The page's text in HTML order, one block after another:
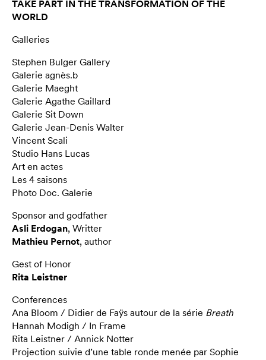
TAKE PART IN THE TRANSFORMATION OF THE
WORLD
Galleries
Stephen Bulger Gallery
Galerie agnès.b
Galerie Maeght
Galerie Agathe Gaillard
Galerie Sit Down
Galerie Jean-Denis Walter
Vincent Scali
Studio Hans Lucas
Art en actes
Les 4 saisons
Photo Doc. Galerie
Sponsor and godfather
Asli Erdogan, Writter
Mathieu Pernot, author
Gest of Honor
Rita Leistner
Conferences
Ana Bloom / Didier de Faÿs autour de la série Breath
Hannah Modigh / In Frame
Rita Leistner / Annick Notter
Projection suivie d’une table ronde menée par Sophie